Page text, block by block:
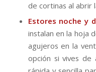
de cortinas al abrir
Estores noche y
instalan en la hoja
agujeros en la
opción si vives de